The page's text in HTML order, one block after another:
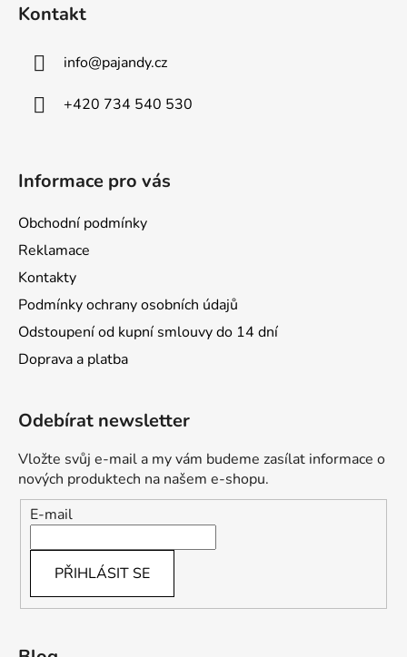
u
Kontakt
info@pajandy.cz
+420 734 540 530
Informace pro vás
Obchodní podmínky
Reklamace
Kontakty
Podmínky ochrany osobních údajů
Odstoupení od kupní smlouvy do 14 dní
Doprava a platba
Odebírat newsletter
Vložte svůj e-mail a my vám budeme zasílat informace o
nových produktech na našem e-shopu.
E-mail
PŘIHLÁSIT SE